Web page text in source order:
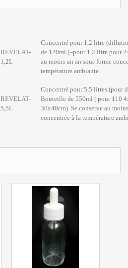
REVELAT-
1,2L
Concentré pour 1,2 litre
de 120ml (=pour 1,2 litre pour
au moins un an sous forme
température ambiante.
REVELAT-
5,5L
Concentré pour 5,5 litres (pour
Bouteille de 550ml ( pour 110
30x40cm) .Se conserve au
concentrée à la température